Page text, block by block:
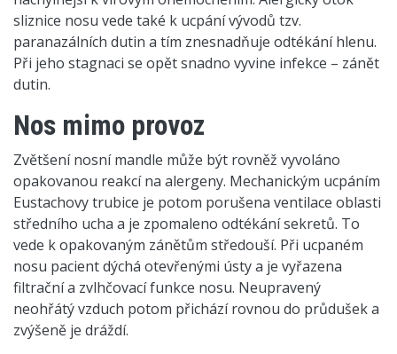
sliznice nosu vede také k ucpání vývodů tzv.
paranazálních dutin a tím znesnadňuje odtékání hlenu.
Při jeho stagnaci se opět snadno vyvine infekce – zánět
dutin.
Nos mimo provoz
Zvětšení nosní mandle může být rovněž vyvoláno
opakovanou reakcí na alergeny. Mechanickým ucpáním
Eustachovy trubice je potom porušena ventilace oblasti
středního ucha a je zpomaleno odtékání sekretů. To
vede k opakovaným zánětům středouší. Při ucpaném
nosu pacient dýchá otevřenými ústy a je vyřazena
filtrační a zvlhčovací funkce nosu. Neupravený
neohřátý vzduch potom přichází rovnou do průdušek a
zvýšeně je dráždí.